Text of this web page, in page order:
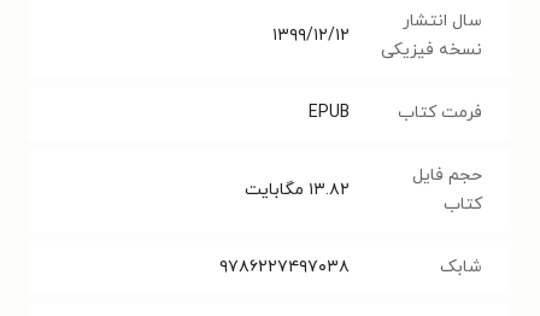
سال انتشار
نسخه فیزیکی
۱۳۹۹/۱۲/۱۲
فرمت کتاب EPUB
حجم فایل
کتاب
۱۳.۸۲ مگابایت
شابک ۹۷۸۶۲۲۷۴۹۷۰۳۸